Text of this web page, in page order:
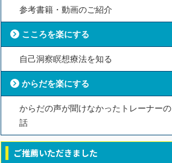
参考書籍・動画のご紹介
こころを楽にする
自己洞察瞑想療法を知る
からだを楽にする
からだの声が聞けなかったトレーナーの
話
ご推薦いただきました